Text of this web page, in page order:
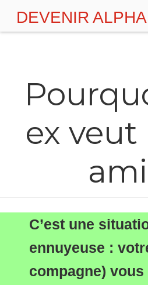
DEVENIR ALPHA
ex veut
C’est une
ennuyeuse :
compagne) vous